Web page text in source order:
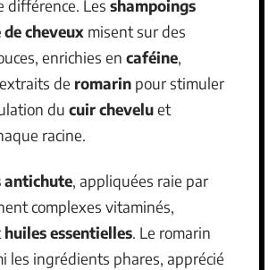
différence. Les shampoings
cheveux misent sur des
enrichies en caféine,
de romarin pour stimuler
du cuir cheveluet
racine.
antichute, appliquées raie par
complexes vitaminés,
huiles essentielles. Le romarin
les ingrédients phares, apprécié